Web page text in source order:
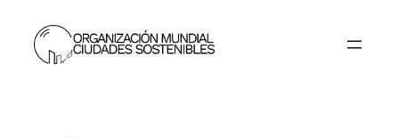
content